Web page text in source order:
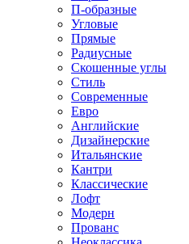
П-образные
Угловые
Прямые
Радиусные
Скошенные углы
Стиль
Современные
Евро
Английские
Дизайнерские
Итальянские
Кантри
Классические
Лофт
Модерн
Прованс